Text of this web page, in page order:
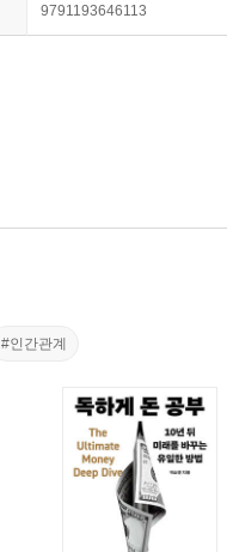
9791193646113
#인간관계